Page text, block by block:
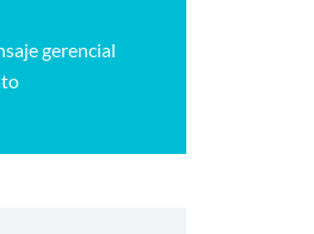
gerencial